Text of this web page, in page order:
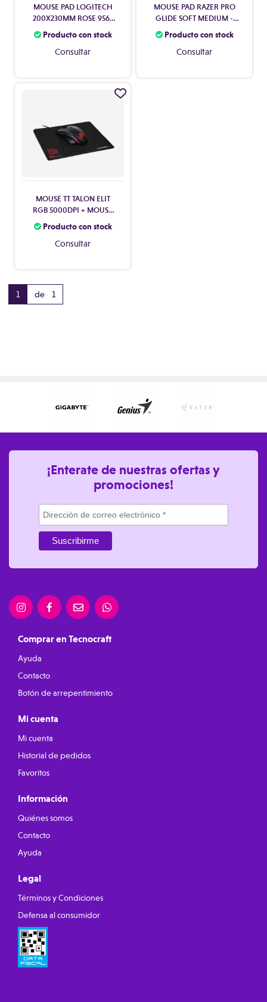
MOUSE PAD LOGITECH
200X230MM ROSE 956-
000037
Producto con stock
Consultar
MOUSE PAD RAZER PRO
GLIDE SOFT MEDIUM -
360X275MM
Producto con stock
Consultar
MOUSE TT TALON ELIT
RGB 5000DPI + MOUSE
PAD DASHER MINI BLACK
Producto con stock
Consultar
1 de 1
¡Enterate de nuestras ofertas y
promociones!
Comprar en Tecnocraft
Ayuda
Contacto
Botón de arrepentimiento
Mi cuenta
Mi cuenta
Historial de pedidos
Favoritos
Información
Quiénes somos
Contacto
Ayuda
Legal
Términos y Condiciones
Defensa al consumidor